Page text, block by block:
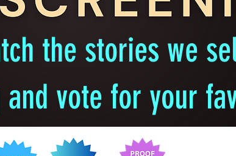
the stories we
vote for your